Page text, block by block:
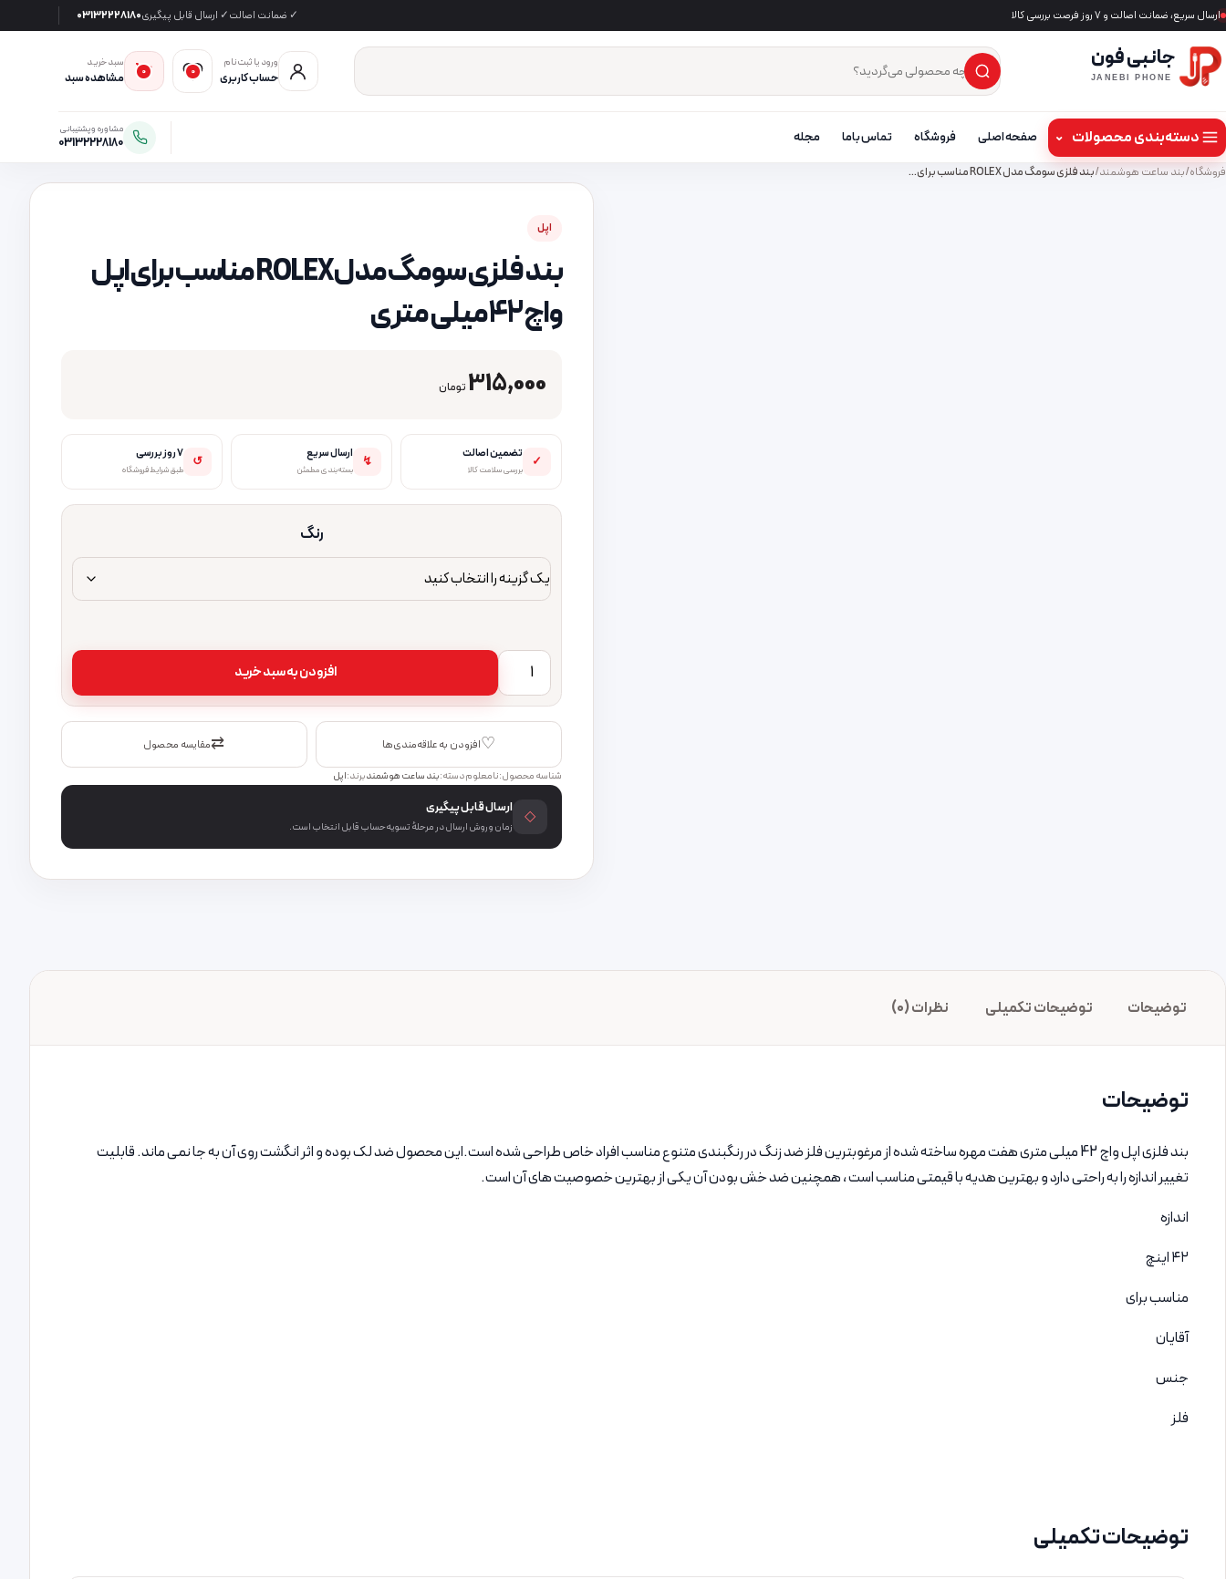
ارسال سریع، ضمانت اصالت و ۷ روز فرصت بررسی کالا ✓ ضمانت اصالت✓ ارسال قابل پیگیری03132228180
جانبی فون
JANEBI PHONE جست‌وجوی محصول
× ورود یا ثبت‌نام
حساب کاربری 0
0
سبد خرید
مشاهده سبد
دسته‌بندی محصولات ⌄ صفحه اصلی فروشگاه تماس باما مجله مشاوره و پشتیبانی
03132228180
فروشگاه/بند ساعت هوشمند/بند فلزی سومگ مدل ROLEX مناسب برای…
اپل
بند فلزی سومگ مدل ROLEX مناسب برای اپل
واچ 42 میلی متری
315,000 تومان
✓ تضمین اصالت
بررسی سلامت کالا
↯ ارسال سریع
بسته‌بندی مطمئن
↺ ۷ روز بررسی
طبق شرایط فروشگاه
رنگ
بند فلزی سومگ مدل ROLEX مناسب برای اپل واچ 42 میلی متری عدد افزودن به سبد خرید
♡افزودن به علاقه‌مندی‌ها ⇄مقایسه محصول
شناسه محصول:نامعلومدسته:بند ساعت هوشمندبرند:اپل
◇ ارسال قابل پیگیری
زمان و روش ارسال در مرحلهٔ تسویه‌حساب قابل انتخاب است.
توضیحات توضیحات تکمیلی نظرات (0)
توضیحات
بند فلزی اپل واچ 42 میلی متری هفت مهره ساخته شده از مرغوبترین فلز ضد زنگ در رنگبندی متنوع مناسب افراد خاص طراحی شده است.این محصول ضد لک بوده و اثر انگشت روی آن به جا نمی ماند. قابلیت
تغییر اندازه را به راحتی دارد و بهترین هدیه با قیمتی مناسب است ، همچنین ضد خش بودن آن یکی از بهترین خصوصیت های آن است.
اندازه
۴۲ اینچ
مناسب برای
آقایان
جنس
فلز
توضیحات تکمیلی